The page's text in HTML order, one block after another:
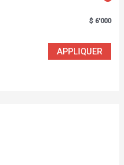
$ 6'000
APPLIQUER